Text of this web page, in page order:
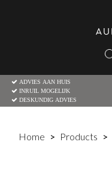
ADVIES AAN HUIS
INRUIL MOGELIJK
DESKUNDIG ADVIES
Home Products